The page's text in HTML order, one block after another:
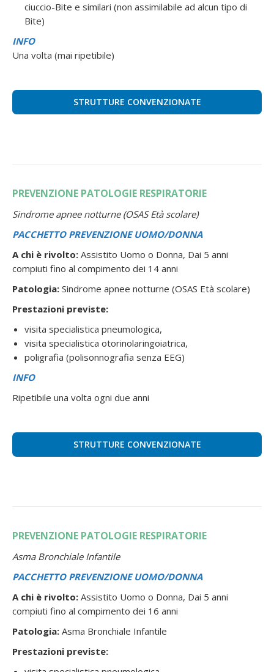
ciuccio-Bite e similari (non assimilabile ad alcun tipo di
Bite)
INFO
Una volta (mai ripetibile)
STRUTTURE CONVENZIONATE
PREVENZIONE PATOLOGIE RESPIRATORIE
Sindrome apnee notturne (OSAS Età scolare)
PACCHETTO PREVENZIONE UOMO/DONNA
A chi è rivolto: Assistito Uomo o Donna, Dai 5 anni
compiuti fino al compimento dei 14 anni
Patologia: Sindrome apnee notturne (OSAS Età scolare)
Prestazioni previste:
visita specialistica pneumologica,
visita specialistica otorinolaringoiatrica,
poligrafia (polisonnografia senza EEG)
INFO
Ripetibile una volta ogni due anni
STRUTTURE CONVENZIONATE
PREVENZIONE PATOLOGIE RESPIRATORIE
Asma Bronchiale Infantile
PACCHETTO PREVENZIONE UOMO/DONNA
A chi è rivolto: Assistito Uomo o Donna, Dai 5 anni
compiuti fino al compimento dei 16 anni
Patologia: Asma Bronchiale Infantile
Prestazioni previste: